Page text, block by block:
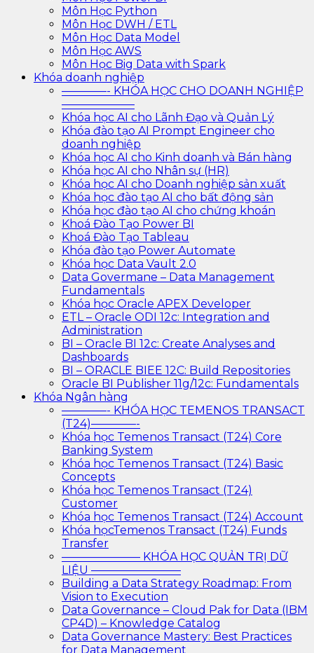
Môn Học Python
Môn Học DWH / ETL
Môn Học Data Model
Môn Học AWS
Môn Học Big Data with Spark
Khóa doanh nghiệp
————- KHÓA HỌC CHO DOANH NGHIỆP
——————–
Khóa học AI cho Lãnh Đạo và Quản Lý
Khóa đào tạo AI Prompt Engineer cho
doanh nghiệp
Khóa học AI cho Kinh doanh và Bán hàng
Khóa học AI cho Nhân sự (HR)
Khóa học AI cho Doanh nghiệp sản xuất
Khóa học đào tạo AI cho bất động sản
Khóa học đào tạo AI cho chứng khoán
Khoá Đào Tạo Power BI
Khoá Đào Tạo Tableau
Khóa đào tạo Power Automate
Khóa học Data Vault 2.0
Data Govermane – Data Management
Fundamentals
Khóa học Oracle APEX Developer
ETL – Oracle ODI 12c: Integration and
Administration
BI – Oracle BI 12c: Create Analyses and
Dashboards
BI – ORACLE BIEE 12C: Build Repositories
Oracle BI Publisher 11g/12c: Fundamentals
Khóa Ngân hàng
————- KHÓA HỌC TEMENOS TRANSACT
(T24)————-
Khóa học Temenos Transact (T24) Core
Banking System
Khóa học Temenos Transact (T24) Basic
Concepts
Khóa học Temenos Transact (T24)
Customer
Khóa học Temenos Transact (T24) Account
Khóa họcTemenos Transact (T24) Funds
Transfer
——————— KHÓA HỌC QUẢN TRỊ DỮ
LIỆU ————————
Building a Data Strategy Roadmap: From
Vision to Execution
Data Governance – Cloud Pak for Data (IBM
CP4D) – Knowledge Catalog
Data Governance Mastery: Best Practices
for Data Management